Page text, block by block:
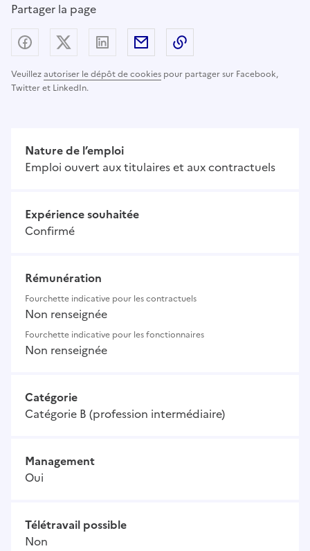
Partager la page
Veuillezautoriser le dépôt de cookies pour partager sur Facebook,
Twitter et LinkedIn.
Partager sur Facebook
Partager sur X (anciennement Twitter) -
Partager sur LinkedIn
Partager par email
Nature de l’emploi
Emploi ouvert aux titulaires et aux contractuels
Expérience souhaitée
Confirmé
Rémunération
Fourchette indicative pour les contractuels
Non renseignée
Fourchette indicative pour les fonctionnaires
Non renseignée
Catégorie
Catégorie B (profession intermédiaire)
Management
Oui
Télétravail possible
Non